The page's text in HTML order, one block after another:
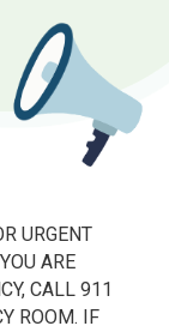
URGENT
ARE
CALL 911
ROOM. IF